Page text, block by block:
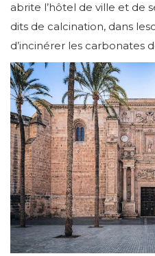
abrite l’hôtel de ville et de
dits de calcination, dans
d’incinérer les carbonates